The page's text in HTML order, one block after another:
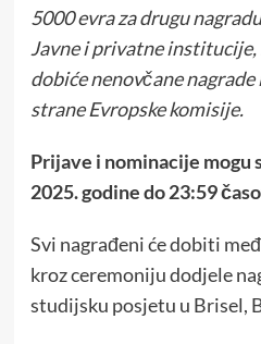
5000 evra za drugu
Javne i privatne
dobiće nenovčane
strane Evropske komisije.
Prijave i nominacije mogu
2025. godine do 23:59
Svi nagrađeni će dobiti
kroz ceremoniju dodjele
studijsku posjetu u Brisel,